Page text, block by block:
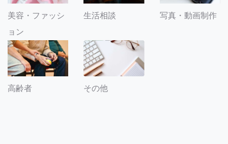
美容・ファッシ
ョン
生活相談 写真・動画制作
高齢者 その他